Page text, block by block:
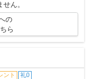
ん。
の
ら
ント 礼0